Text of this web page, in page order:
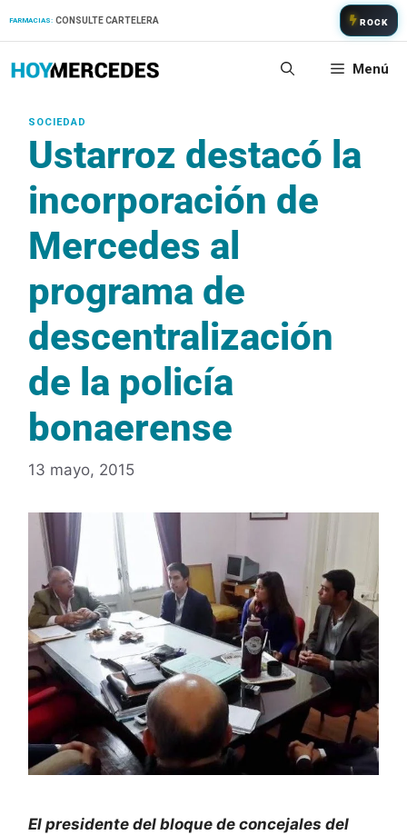
FARMACIAS: CONSULTE CARTELERA ROCK
Menú
Ustarroz destacó la
incorporación de
Mercedes al
programa de
descentralización
de la policía
bonaerense
13 mayo, 2015
El presidente del bloque de concejales del